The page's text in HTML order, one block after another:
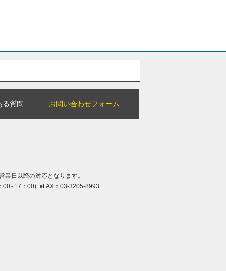
る質問 お問い合わせフォーム
業日以降の対応となります。
- 17：00) ●FAX：03-3205-8993